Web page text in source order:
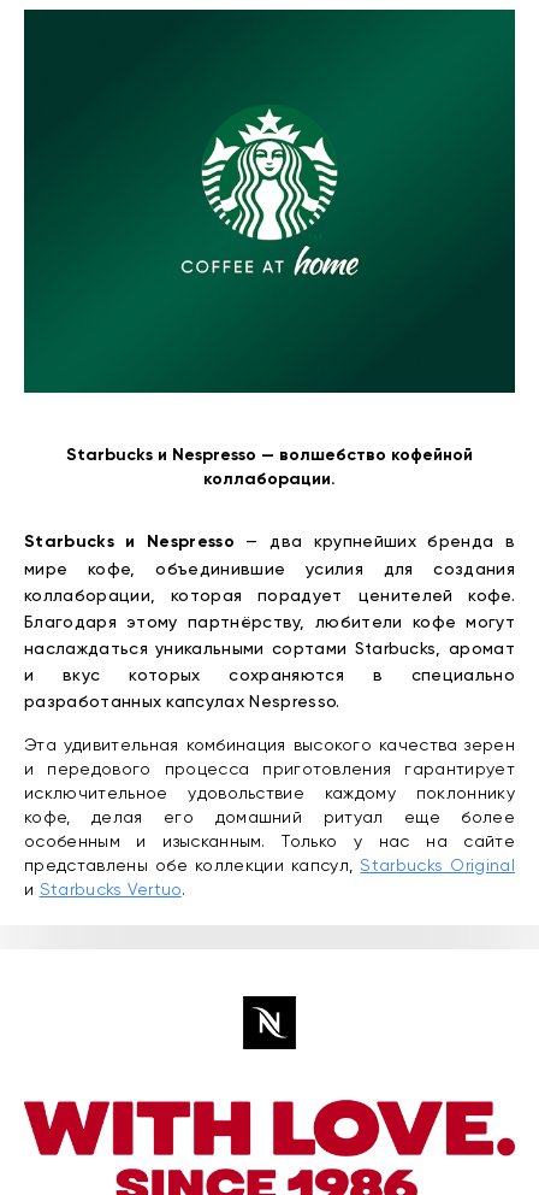
Starbucks и Nespresso — волшебство кофейной
коллаборации.
Starbucks и Nespresso — два крупнейших бренда в
мире кофе, объединившие усилия для создания
коллаборации, которая порадует ценителей кофе.
Благодаря этому партнёрству, любители кофе могут
наслаждаться уникальными сортами Starbucks, аромат
и вкус которых сохраняются в специально
разработанных капсулах Nespresso.
Эта удивительная комбинация высокого качества зерен
и передового процесса приготовления гарантирует
исключительное удовольствие каждому поклоннику
кофе, делая его домашний ритуал еще более
особенным и изысканным. Только у нас на сайте
представлены обе коллекции капсул,Starbucks Original
и Starbucks Vertuo.